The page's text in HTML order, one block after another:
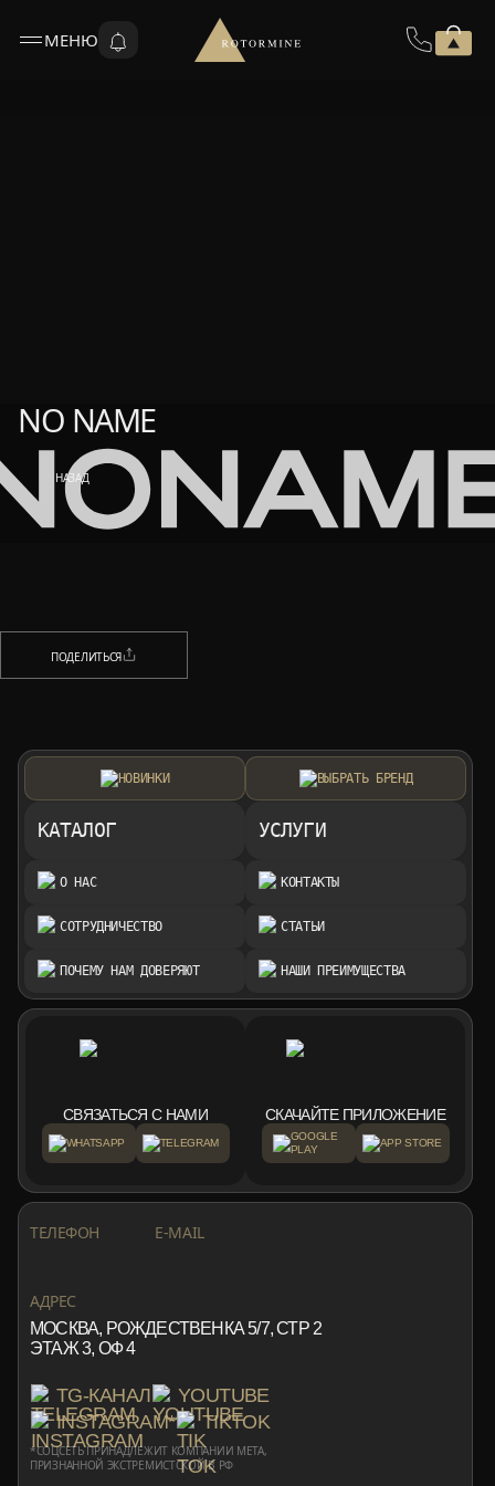
МЕНЮ
НАЗАД
НАЗАД
NO NAME
ПОДЕЛИТЬСЯ
НОВИНКИ
КАТАЛОГ
О НАС
СОТРУДНИЧЕСТВО
ПОЧЕМУ НАМ ДОВЕРЯЮТ
ВЫБРАТЬ БРЕНД
УСЛУГИ
КОНТАКТЫ
СТАТЬИ
НАШИ ПРЕИМУЩЕСТВА
СВЯЗАТЬСЯ С НАМИ
WHATSAPP TELEGRAM
СКАЧАЙТЕ ПРИЛОЖЕНИЕ
GOOGLE
PLAY
APP STORE
ТЕЛЕФОН E-MAIL
АДРЕС
МОСКВА, РОЖДЕСТВЕНКА 5/7, СТР 2
ЭТАЖ 3, ОФ 4
TG-КАНАЛ
YOUTUBE
INSTAGRAM*
TIKTOK
*СОЦСЕТЬ ПРИНАДЛЕЖИТ КОМПАНИИ META,
ПРИЗНАННОЙ ЭКСТРЕМИСТСКОЙ В РФ